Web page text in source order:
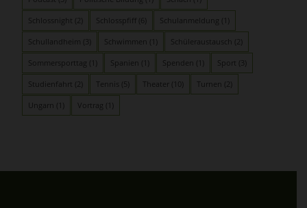
Schlossnight (2) Schlosspfiff Schulanmeldung (1)
Schullandheim (3) Schwimmen (1) Schüleraustausch (2)
Sommersporttag (1) Spanien (1) Spenden (1) Sport (3)
Studienfahrt (2) Tennis Theater (10) Turnen (2)
Ungarn (1) Vortrag (1)